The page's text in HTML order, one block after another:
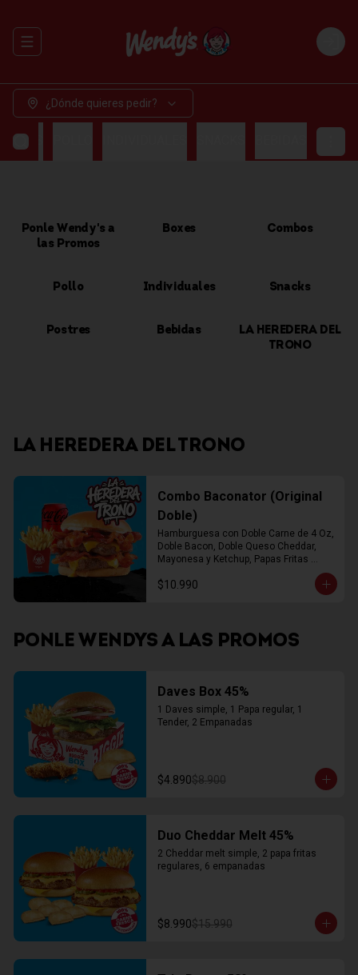
Abrir menu de navegación Login
¿Dónde quieres pedir?
Ponle Wendy's a
las Promos
Boxes Combos
Pollo Individuales Snacks
Postres Bebidas
LA HEREDERA DEL
TRONO
LA HEREDERA DEL TRONO
Combo Baconator (Original
Doble)
Hamburguesa con Doble Carne de 4 Oz,
Doble Bacon, Doble Queso Cheddar,
Mayonesa y Ketchup, Papas Fritas
$10.990
PONLE WENDYS A LAS PROMOS
Daves Box 45%
1 Daves simple, 1 Papa regular, 1
Tender, 2 Empanadas
$4.890$8.900
Duo Cheddar Melt 45%
2 Cheddar melt simple, 2 papa fritas
regulares, 6 empanadas
$8.990$15.990